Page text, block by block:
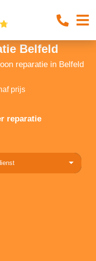
Belfeld
reparatie in Belfeld
prijs
reparatie